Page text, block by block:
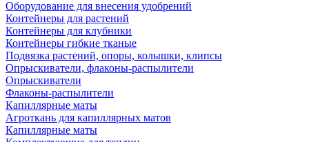
Оборудование для внесения удобрений
Контейнеры для растений
Контейнеры для клубники
Контейнеры гибкие тканые
Подвязка растений, опоры, колышки, клипсы
Опрыскиватели, флаконы-распылители
Опрыскиватели
Флаконы-распылители
Капиллярные маты
Агроткань для капиллярных матов
Капиллярные маты